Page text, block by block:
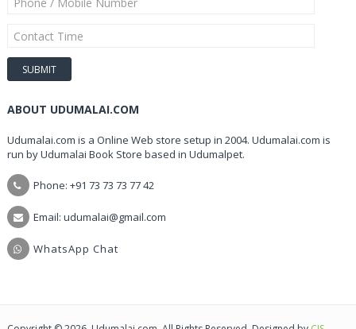
ABOUT UDUMALAI.COM
Udumalai.com is a Online Web store setup in 2004. Udumalai.com is
run by Udumalai Book Store based in Udumalpet.
Phone: +91 73 73 73 77 42
Email: udumalai@gmail.com
WhatsApp Chat